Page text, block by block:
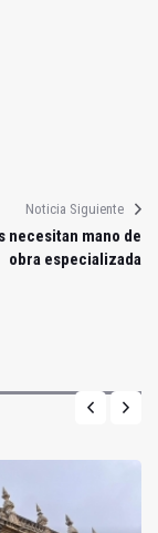
Noticia Siguiente
necesitan mano de
obra especializada